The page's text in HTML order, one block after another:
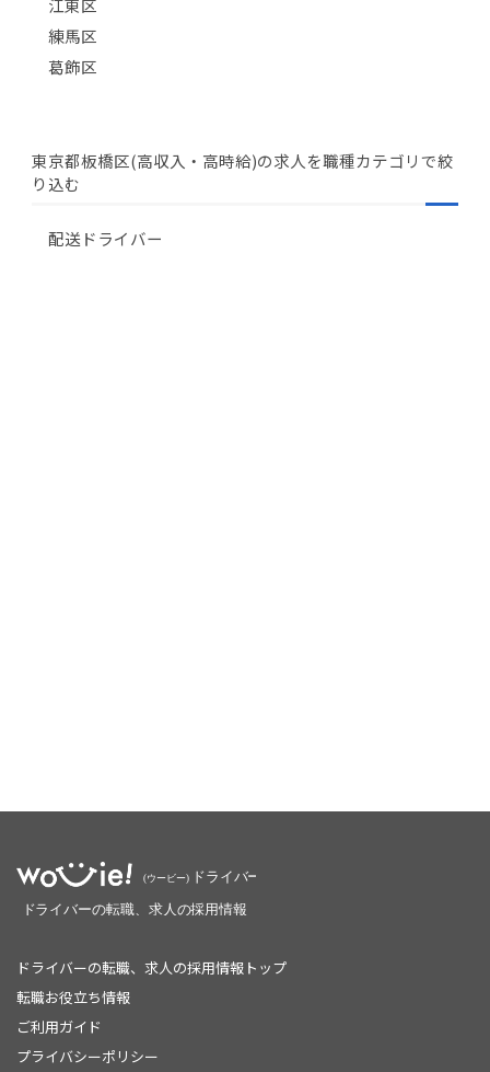
練馬区
葛飾区
東京都板橋区(高収入・高時給)の求人を職種カテゴリで絞
り込む
配送ドライバー
ドライバーの転職、求人の採用情報トップ
転職お役立ち情報
ご利用ガイド
プライバシーポリシー